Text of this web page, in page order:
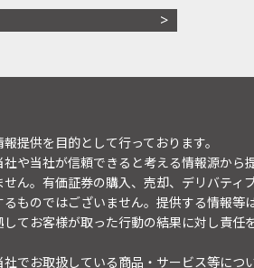
提供を目的として行っております。
や当社が信頼できると考える情報源か
ん。有価証券の購入、売却、デリバティ
ものではございません。提供する情報
てお客様が取った行動の結果に対し責
でお取扱している商品・サービス等に